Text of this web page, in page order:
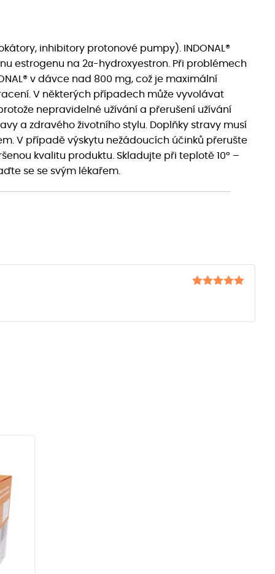
inhibitory protonové pumpy). INDONAL®
estrogenu na 2α-hydroxyestron. Při problémech
v dávce nad 800 mg, což je maximální
V některých případech může vyvolávat
nepravidelné užívání a přerušení užívání
a zdravého životního stylu. Doplňky stravy musí
V případě výskytu nežádoucích účinků přerušte
kvalitu produktu. Skladujte při teplotě 10° –
se se svým lékařem.